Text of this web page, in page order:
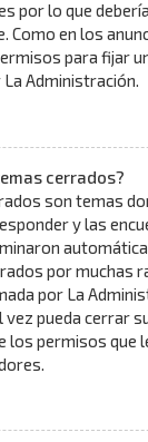
por lo que
Como en los
para fijar
Administración.
cerrados?
son temas
y las
por muchas
por La
vez pueda cerrar
los permisos que